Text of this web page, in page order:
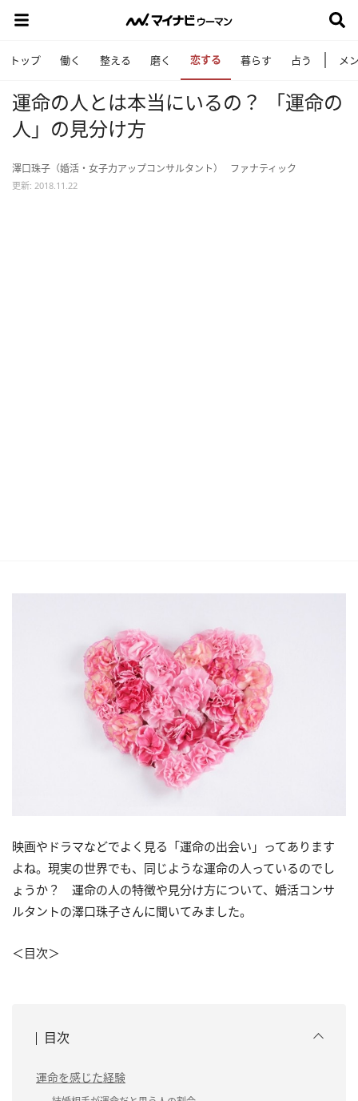
トップ 働く 整える 磨く 恋する 暮らす 占う メ
運命の人とは本当にいるの？ 「運命の
人」の見分け方
澤口珠子（婚活・女子力アップコンサルタント） ファナティック
更新: 2018.11.22
映画やドラマなどでよく見る「運命の出会い」ってあります
よね。現実の世界でも、同じような運命の人っているのでし
ょうか？ 運命の人の特徴や見分け方について、婚活コンサ
ルタントの澤口珠子さんに聞いてみました。
＜目次＞
目次
運命を感じた経験